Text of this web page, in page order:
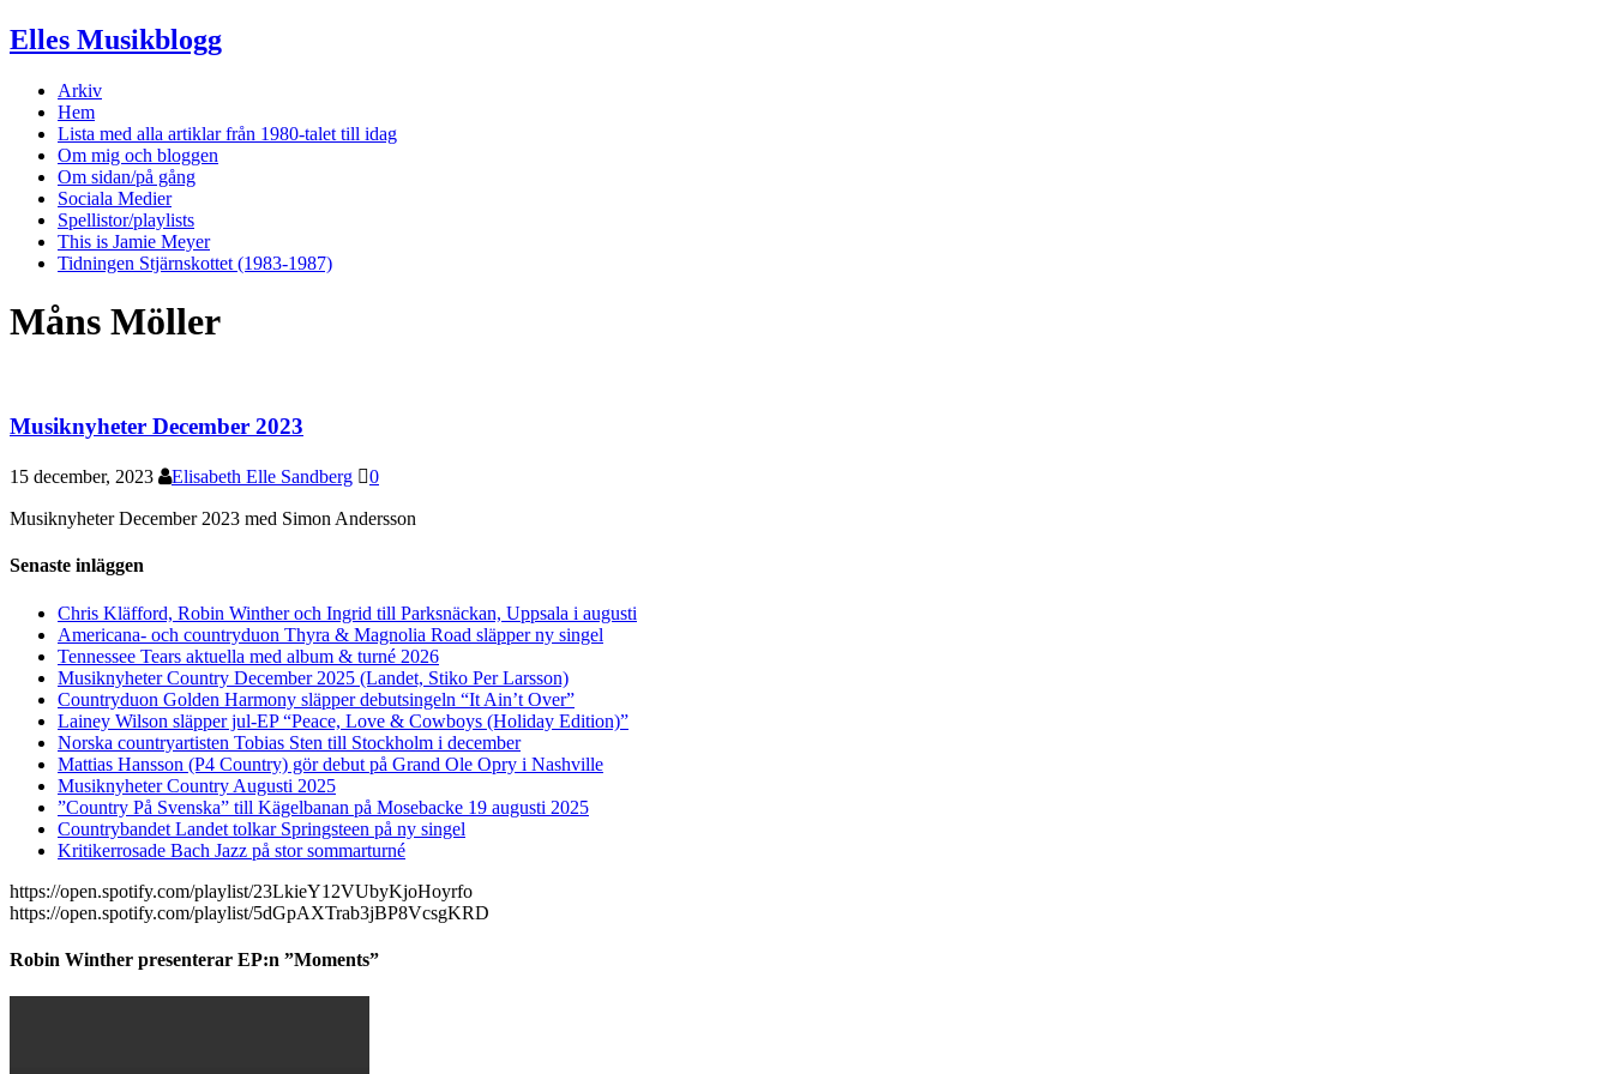
Elles Musikblogg
Arkiv
Hem
Lista med alla artiklar från 1980-talet till idag
Om mig och bloggen
Om sidan/på gång
Sociala Medier
Spellistor/playlists
This is Jamie Meyer
Tidningen Stjärnskottet (1983-1987)
Måns Möller
Musiknyheter December 2023
15 december, 2023 Elisabeth Elle Sandberg 0
Musiknyheter December 2023 med Simon Andersson
Senaste inläggen
Chris Kläfford, Robin Winther och Ingrid till Parksnäckan, Uppsala i augusti
Americana- och countryduon Thyra & Magnolia Road släpper ny singel
Tennessee Tears aktuella med album & turné 2026
Musiknyheter Country December 2025 (Landet, Stiko Per Larsson)
Countryduon Golden Harmony släpper debutsingeln “It Ain’t Over”
Lainey Wilson släpper jul-EP “Peace, Love & Cowboys (Holiday Edition)”
Norska countryartisten Tobias Sten till Stockholm i december
Mattias Hansson (P4 Country) gör debut på Grand Ole Opry i Nashville
Musiknyheter Country Augusti 2025
”Country På Svenska” till Kägelbanan på Mosebacke 19 augusti 2025
Countrybandet Landet tolkar Springsteen på ny singel
Kritikerrosade Bach Jazz på stor sommarturné
https://open.spotify.com/playlist/23LkieY12VUbyKjoHoyrfo
https://open.spotify.com/playlist/5dGpAXTrab3jBP8VcsgKRD
Robin Winther presenterar EP:n ”Moments”